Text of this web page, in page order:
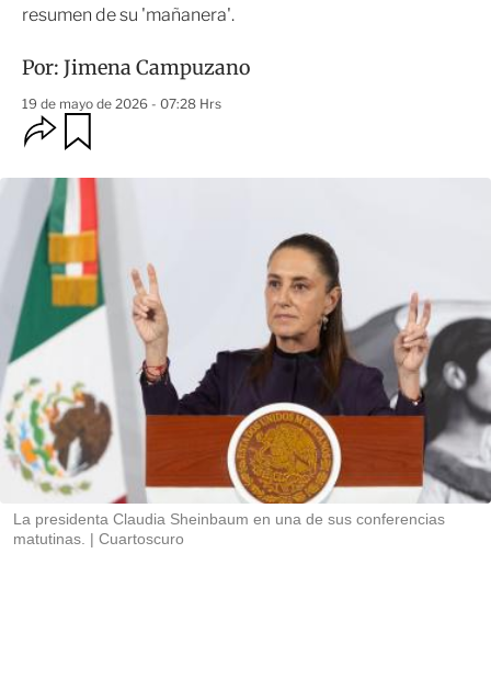
resumen de su 'mañanera'.
Por: Jimena Campuzano
19 de mayo de 2026 - 07:28 Hrs
O
p
i
o
n
s
e
c
p
a
r
t
i
r
r
d
La presidenta Claudia Sheinbaum en una de sus conferencias
matutinas.
Cuartoscuro